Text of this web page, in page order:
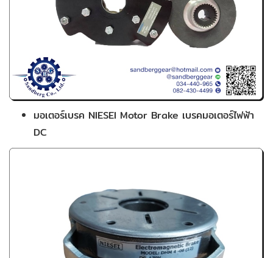
มอเตอร์เบรค NIESEI Motor Brake เบรคมอเตอร์ไฟฟ้า
DC